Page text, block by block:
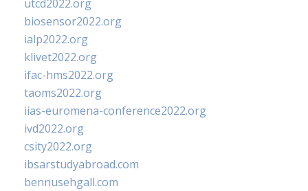
utcd2022.org
biosensor2022.org
ialp2022.org
klivet2022.org
ifac-hms2022.org
taoms2022.org
iias-euromena-conference2022.org
ivd2022.org
csity2022.org
ibsarstudyabroad.com
bennusehgall.com